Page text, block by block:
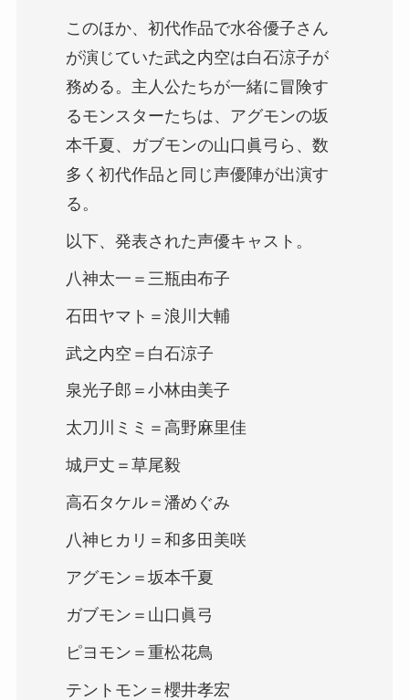
このほか、初代作品で水谷優子さん
が演じていた武之内空は白石涼子が
務める。主人公たちが一緒に冒険す
るモンスターたちは、アグモンの坂
本千夏、ガブモンの山口眞弓ら、数
多く初代作品と同じ声優陣が出演す
る。
以下、発表された声優キャスト。
八神太一＝三瓶由布子
石田ヤマト＝浪川大輔
武之内空＝白石涼子
泉光子郎＝小林由美子
太刀川ミミ＝高野麻里佳
城戸丈＝草尾毅
高石タケル＝潘めぐみ
八神ヒカリ＝和多田美咲
アグモン＝坂本千夏
ガブモン＝山口眞弓
ピヨモン＝重松花鳥
テントモン＝櫻井孝宏